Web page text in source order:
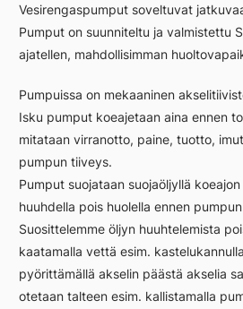
Vesirengaspumput soveltuvat
Pumput on suunniteltu ja valmistettu
ajatellen, mahdollisimman
Pumpuissa on mekaaninen
Isku pumput koeajetaan aina ennen
mitataan virranotto, paine, tuotto,
pumpun tiiveys.
Pumput suojataan suojaöljyllä
huuhdella pois huolella ennen
Suosittelemme öljyn huuhtelemista
kaatamalla vettä esim.
pyörittämällä akselin päästä akselia
otetaan talteen esim. kallistamalla